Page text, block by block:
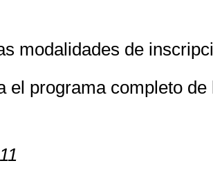
modalidades de
el programa completo